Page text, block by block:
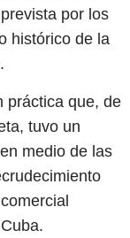
por los
histórico de la
práctica que, de
tuvo un
medio de las